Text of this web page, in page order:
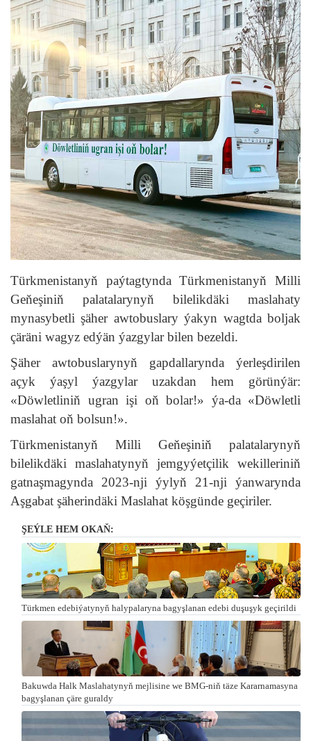
Türkmenistanyň paýtagtynda Türkmenistanyň Milli
Geňeşiniň palatalarynyň bilelikdäki maslahaty
mynasybetli şäher awtobuslary ýakyn wagtda boljak
çäräni wagyz edýän ýazgylar bilen bezeldi.
Şäher awtobuslarynyň gapdallarynda ýerleşdirilen
açyk ýaşyl ýazgylar uzakdan hem görünýär:
«Döwletliniň ugran işi oň bolar!» ýa-da «Döwletli
maslahat oň bolsun!».
Türkmenistanyň Milli Geňeşiniň palatalarynyň
bilelikdäki maslahatynyň jemgyýetçilik wekilleriniň
gatnaşmagynda 2023-nji ýylyň 21-nji ýanwarynda
Aşgabat şäherindäki Maslahat köşgünde geçiriler.
ŞEÝLE HEM OKAŇ:
Türkmen edebiýatynyň halypalaryna bagyşlanan edebi duşuşyk geçirildi
Bakuwda Halk Maslahatynyň mejlisine we BMG-niň täze Kararnamasyna
bagyşlanan çäre guraldy